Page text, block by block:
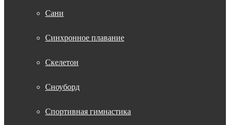
Сани
Синхронное плавание
Скелетон
Сноуборд
Спортивная гимнастика